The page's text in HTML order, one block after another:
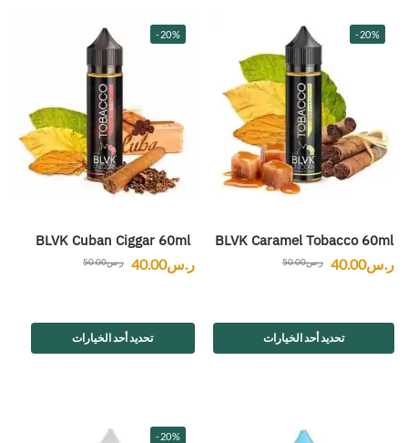
-20%
BLVK Caramel Tobacco 60ml
ر.س50.00 ر.س40.00
تحديد أحد الخيارات
-20%
BLVK Cuban Ciggar 60ml
ر.س50.00 ر.س40.00
تحديد أحد الخيارات
-20%